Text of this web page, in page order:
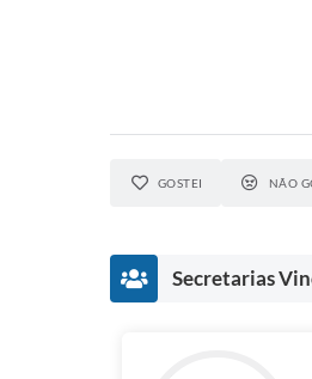
GOSTEI NÃO
Secretarias